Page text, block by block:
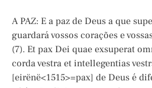
A PAZ: E a paz de Deus a que
guardará vossos corações e
(7). Et pax Dei quae exsuperat
corda vestra et intellegentias
[eirënë<1515>=pax] de Deus é